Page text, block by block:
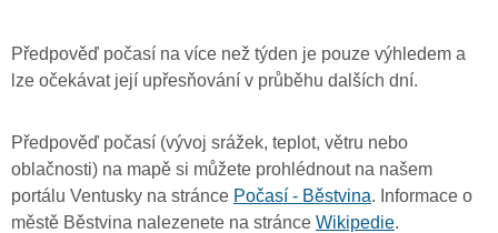
Předpověď počasí na více než týden je pouze výhledem a
lze očekávat její upřesňování v průběhu dalších dní.
Předpověď počasí (vývoj srážek, teplot, větru nebo
oblačnosti) na mapě si můžete prohlédnout na našem
portálu Ventusky na stránce Počasí - Běstvina. Informace o
městě Běstvina nalezenete na stránce Wikipedie.